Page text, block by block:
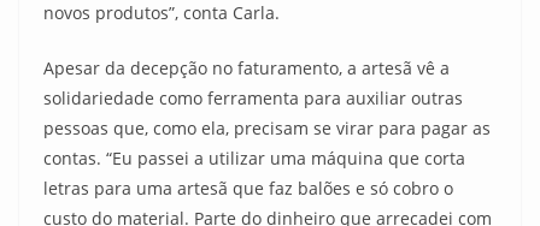
novos produtos”, conta Carla.
Apesar da decepção no faturamento, a artesã vê a
solidariedade como ferramenta para auxiliar outras
pessoas que, como ela, precisam se virar para pagar as
contas. “Eu passei a utilizar uma máquina que corta
letras para uma artesã que faz balões e só cobro o
custo do material. Parte do dinheiro que arrecadei com